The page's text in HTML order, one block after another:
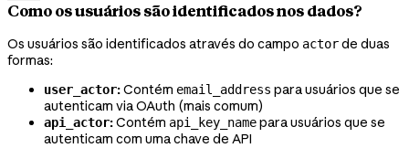
Como os usuários são identificados nos dados?
Os usuários são identificados através do campo actorde duas
formas:
user_actor:Contém email_address para usuários que se
autenticam via OAuth (mais comum)
api_actor:Contém api_key_namepara usuários que se
autenticam com uma chave de API